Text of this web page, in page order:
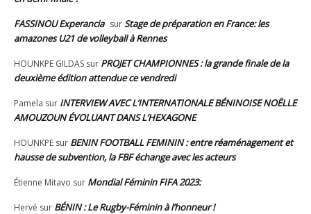
FASSINOU Experancia surStage de préparation en France: les
amazones U21 de volleyball à Rennes
HOUNKPE GILDAS sur PROJET CHAMPIONNES : la grande finale de la
deuxième édition attendue ce vendredi
Pamela sur INTERVIEW AVEC L’INTERNATIONALE BÉNINOISE NOËLLE
AMOUZOUN ÉVOLUANT DANS L’HEXAGONE
HOUNKPE sur BENIN FOOTBALL FEMININ : entre réaménagement et
hausse de subvention, la FBF échange avec les acteurs
Étienne Mitavo sur Mondial Féminin FIFA 2023:
Hervé sur BÉNIN : Le Rugby-Féminin à l’honneur !